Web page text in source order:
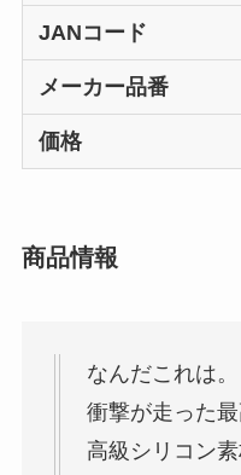
JANコード
メーカー品番
価格
商品情報
なんだこれは
衝撃が走った
高級シリコン